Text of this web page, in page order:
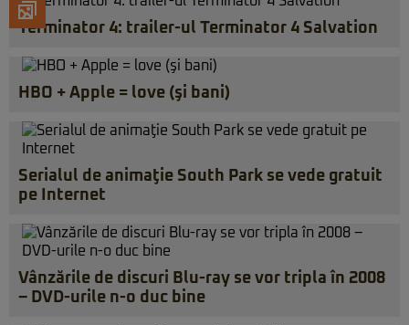
Terminator 4: trailer-ul Terminator 4 Salvation
HBO + Apple = love (şi bani)
Serialul de animaţie South Park se vede gratuit
pe Internet
Vânzările de discuri Blu-ray se vor tripla în 2008
– DVD-urile n-o duc bine